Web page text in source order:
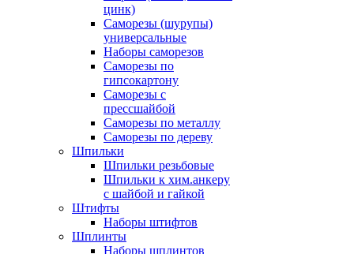
цинк)
Саморезы (шурупы)
универсальные
Наборы саморезов
Саморезы по
гипсокартону
Саморезы с
прессшайбой
Саморезы по металлу
Саморезы по дереву
Шпильки
Шпильки резьбовые
Шпильки к хим.анкеру
с шайбой и гайкой
Штифты
Наборы штифтов
Шплинты
Наборы шплинтов